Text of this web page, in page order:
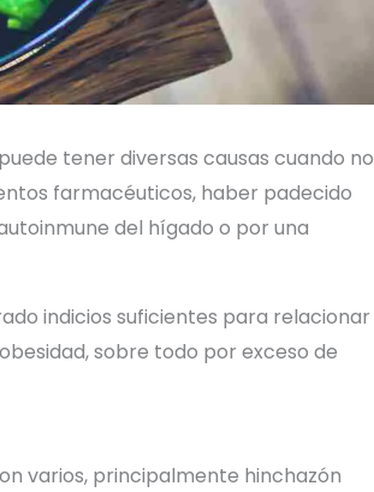
tener diversas causas cuando no
farmacéuticos, haber padecido
del hígado o por una
indicios suficientes para relacionar
sobre todo por exceso de
varios, principalmente hinchazón